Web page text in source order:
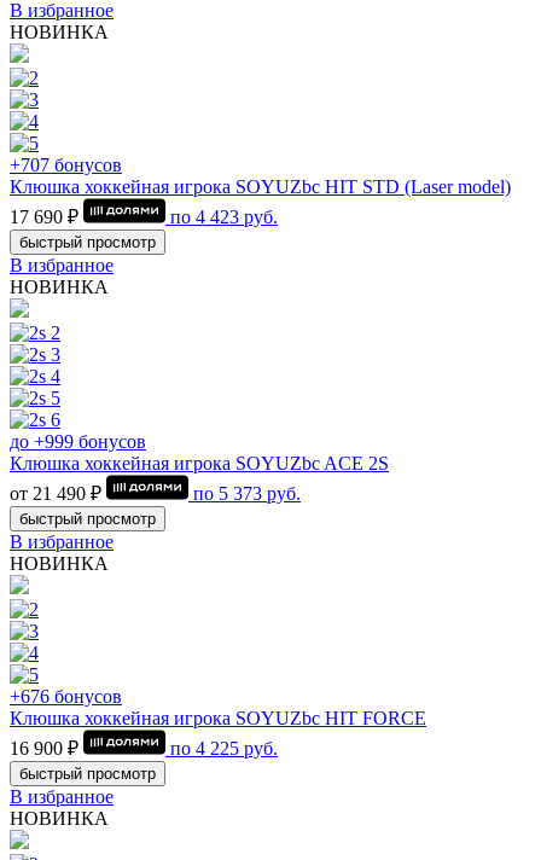
В избранное
НОВИНКА
+707 бонусов
Клюшка хоккейная игрока SOYUZbc HIT STD (Laser model)
17 690 ₽
по 4 423 руб.
быстрый просмотр
В избранное
НОВИНКА
до +999 бонусов
Клюшка хоккейная игрока SOYUZbc ACE 2S
от 21 490 ₽
по 5 373 руб.
быстрый просмотр
В избранное
НОВИНКА
+676 бонусов
Клюшка хоккейная игрока SOYUZbc HIT FORCE
16 900 ₽
по 4 225 руб.
быстрый просмотр
В избранное
НОВИНКА